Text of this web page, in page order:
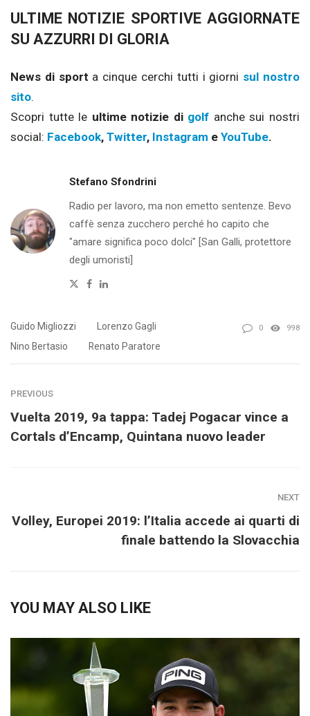
ULTIME NOTIZIE SPORTIVE AGGIORNATE
SU AZZURRI DI GLORIA
News di sport a cinque cerchi tutti i giorni sul nostro
sito.
Scopri tutte le ultime notizie di golf anche sui nostri
social: Facebook, Twitter, Instagram e YouTube.
Stefano Sfondrini
Radio per lavoro, ma non emetto sentenze. Bevo
caffè senza zucchero perché ho capito che
"amare significa poco dolci" [San Galli, protettore
degli umoristi]
Twitter
Facebook
Linkedin
Guido Migliozzi
Lorenzo Gagli
Nino Bertasio
Renato Paratore
0 998
PREVIOUS
Vuelta 2019, 9a tappa: Tadej Pogacar vince a
Cortals d’Encamp, Quintana nuovo leader
NEXT
Volley, Europei 2019: l’Italia accede ai quarti di
finale battendo la Slovacchia
YOU MAY ALSO LIKE